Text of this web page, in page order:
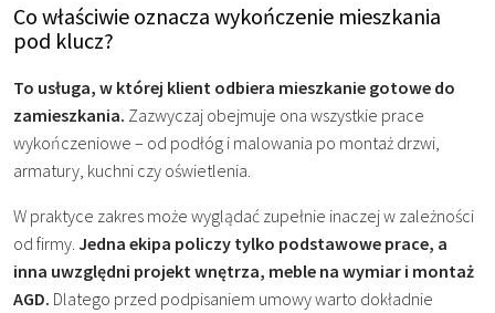
Co właściwie oznacza wykończenie mieszkania
pod klucz?
To usługa, w której klient odbiera mieszkanie gotowe do
zamieszkania. Zazwyczaj obejmuje ona wszystkie prace
wykończeniowe – od podłóg i malowania po montaż drzwi,
armatury, kuchni czy oświetlenia.
W praktyce zakres może wyglądać zupełnie inaczej w zależności
od firmy. Jedna ekipa policzy tylko podstawowe prace, a
inna uwzględni projekt wnętrza, meble na wymiar i montaż
AGD. Dlatego przed podpisaniem umowy warto dokładnie